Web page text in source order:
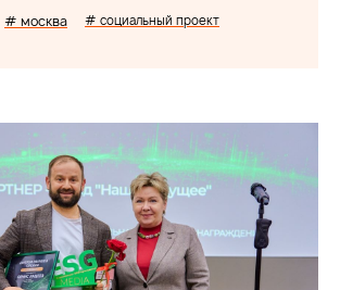
# москва # социальный проект